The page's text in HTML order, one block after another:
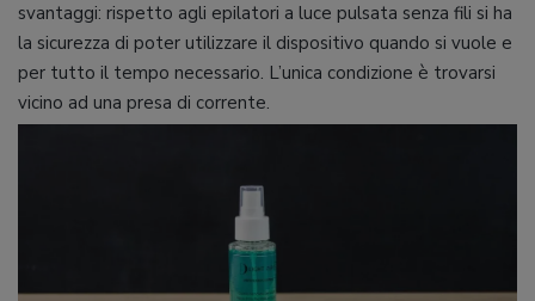
svantaggi: rispetto agli epilatori a luce pulsata senza fili si ha
la sicurezza di poter utilizzare il dispositivo quando si vuole e
per tutto il tempo necessario. L’unica condizione è trovarsi
vicino ad una presa di corrente.